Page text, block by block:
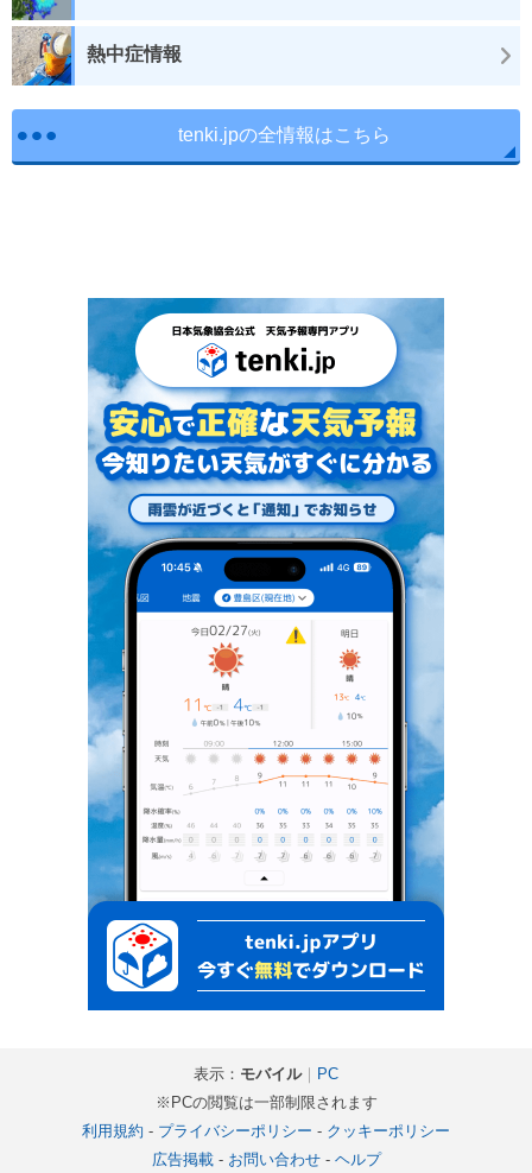
熱中症情報
tenki.jpの全情報はこちら
表示： モバイル｜ PC
※PCの閲覧は一部制限されます
利用規約 - プライバシーポリシー - クッキーポリシー
広告掲載- お問い合わせ- ヘルプ